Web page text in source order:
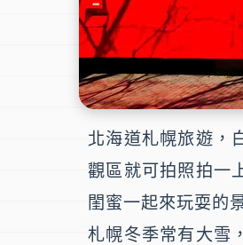
北海道札幌旅遊，
觀區就可拍照拍一
閨蜜一起來玩耍的
札幌冬季常有大雪